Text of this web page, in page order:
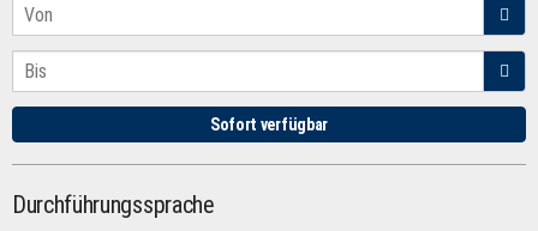
Sofort verfügbar
Durchführungssprache